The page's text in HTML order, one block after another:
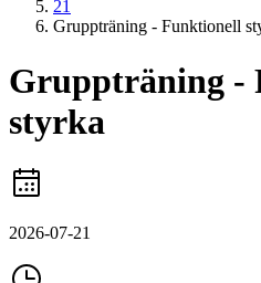
21
Gruppträning - Funktionell
Gruppträning -
styrka
2026-07-21